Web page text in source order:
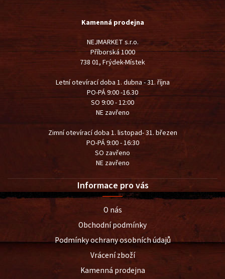
Kamenná prodejna
NEJMARKET s.r.o.
Příborská 1000
738 01, Frýdek-Místek
Letní otevírací doba 1. dubna - 31. října
PO-PÁ 9:00 -16.30
SO 9:00 - 12:00
NE zavřeno
Zimní otevírací doba 1. listopad- 31. březen
PO-PÁ 9:00 - 16:30
SO zavřeno
NE zavřeno
Informace pro vás
O nás
Obchodní podmínky
Podmínky ochrany osobních údajů
Vrácení zboží
Kamenná prodejna